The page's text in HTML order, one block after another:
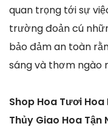
quan trọng tới sự
trường đoản cú
bảo đảm an toàn
sáng và thơm ngào
Shop Hoa Tươi
Thủy Giao Hoa Tận